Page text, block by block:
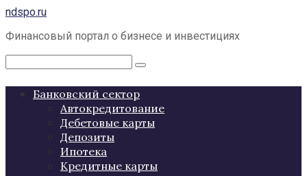
Перейти
контенту
ndspo.ru
Финансовый портал о бизнесе и инвестициях
Поиск:
Банковский сектор
Автокредитование
Дебетовые карты
Депозиты
Ипотека
Кредитные карты